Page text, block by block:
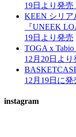
19日より発売
KEEN シリア
『UNEEK
19日より発売
TOGA x
12月20日よ
12月19日に発
instagram